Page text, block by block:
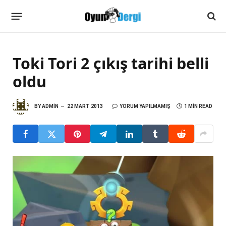
Toki Tori 2 çıkış tarihi belli
oldu
BYADMIN 22 MART 2013 YORUM YAPILMAMIŞ 1 MIN READ